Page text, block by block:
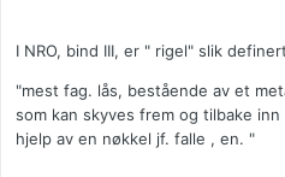
I NRO, bind III, er " rigel" slik
"mest fag. lås, bestående av et
som kan skyves frem og tilbake
hjelp av en nøkkel jf. falle , en. "